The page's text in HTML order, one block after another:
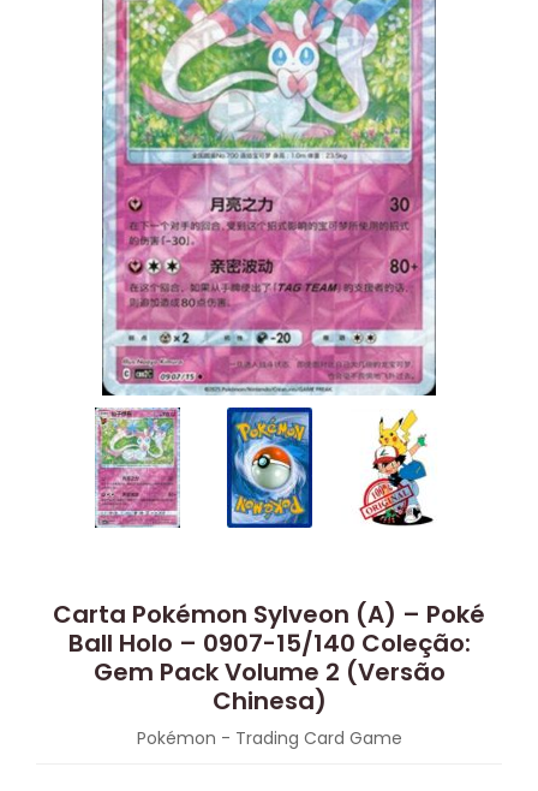
Carta Pokémon Sylveon (A) – Poké
Ball Holo – 0907-15/140 Coleção:
Gem Pack Volume 2 (Versão
Chinesa)
Pokémon - Trading Card Game